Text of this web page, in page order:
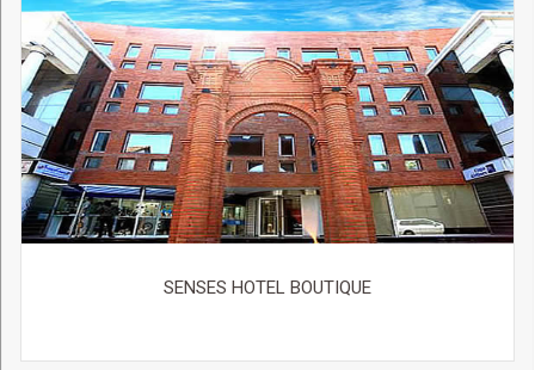
SENSES HOTEL BOUTIQUE